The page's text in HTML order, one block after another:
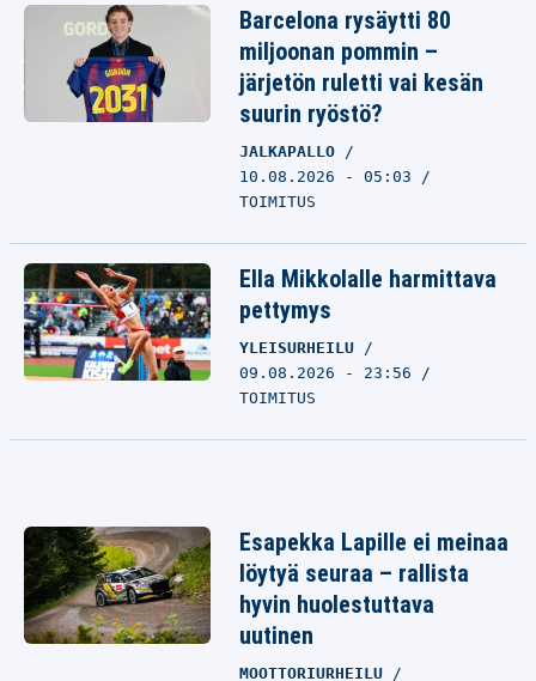
Barcelona rysäytti 80
miljoonan pommin –
järjetön ruletti vai kesän
suurin ryöstö?
JALKAPALLO
10.08.2026 - 05:03
TOIMITUS
Ella Mikkolalle harmittava
pettymys
YLEISURHEILU
09.08.2026 - 23:56
TOIMITUS
Esapekka Lapille ei meinaa
löytyä seuraa – rallista
hyvin huolestuttava
uutinen
MOOTTORIURHEILU